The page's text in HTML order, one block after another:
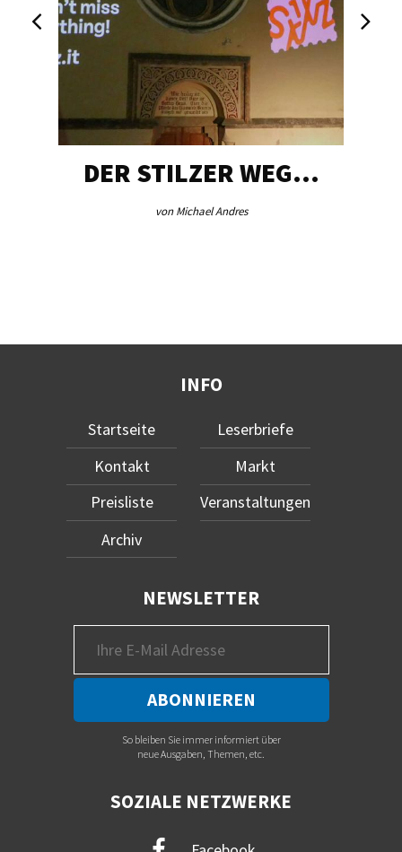
DER STILZER WEG…
von Michael Andres
INFO
Startseite
Kontakt
Preisliste
Archiv
Leserbriefe
Markt
Veranstaltungen
NEWSLETTER
So bleiben Sie immer informiert über
neue Ausgaben, Themen, etc.
SOZIALE NETZWERKE